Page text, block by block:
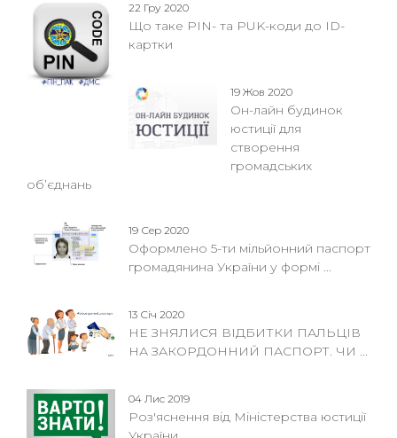
22 Гру 2020
Що таке PIN- та PUK-коди до ID-
картки
19 Жов 2020
Он-лайн будинок
юстиції для
створення
громадських
об’єднань
19 Сер 2020
Оформлено 5-ти мільйонний паспорт
громадянина України у формі ...
13 Січ 2020
НЕ ЗНЯЛИСЯ ВІДБИТКИ ПАЛЬЦІВ
НА ЗАКОРДОННИЙ ПАСПОРТ. ЧИ ...
04 Лис 2019
Роз'яснення від Міністерства юстиції